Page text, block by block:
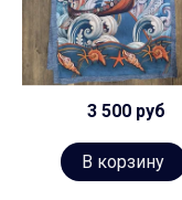
3 500 руб
В корзину